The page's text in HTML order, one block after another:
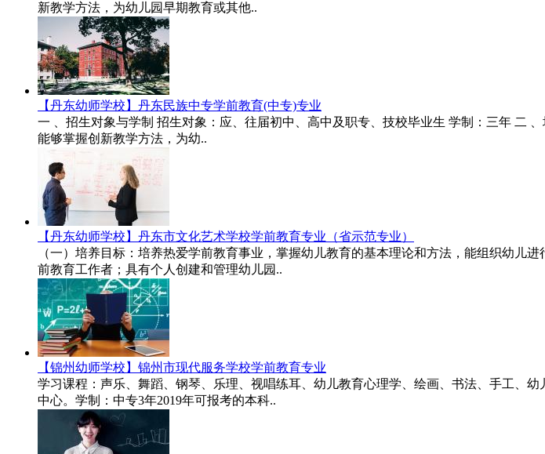
新教学方法，为幼儿园早期教育或其他..
【丹东幼师学校】丹东民族中专学前教育(中专)专业
一 、招生对象与学制 招生对象：应、往届初中、高中及职专、技校毕业生 学制：三年 二
能够掌握创新教学方法，为幼..
【丹东幼师学校】丹东市文化艺术学校学前教育专业（省示范专业）
（一）培养目标：培养热爱学前教育事业，掌握幼儿教育的基本理论和方法，能组织幼儿
前教育工作者；具有个人创建和管理幼儿园..
【锦州幼师学校】锦州市现代服务学校学前教育专业
学习课程：声乐、舞蹈、钢琴、乐理、视唱练耳、幼儿教育心理学、绘画、书法、手工、
中心。学制：中专3年2019年可报考的本科..